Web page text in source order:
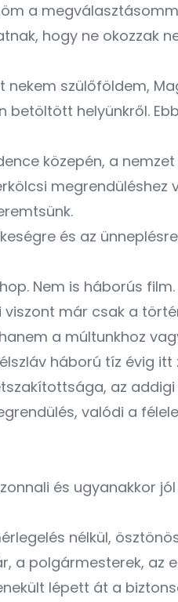
a
hogy ne okozzak
szülőföldem,
helyünkről.
közepén, a
megrendüléshez
és az
Nem is háborús
már csak a
a múltunkhoz
háború tíz évig
az
valódi a
és ugyanakkor
nélkül,
a polgármesterek, az
lépett át a